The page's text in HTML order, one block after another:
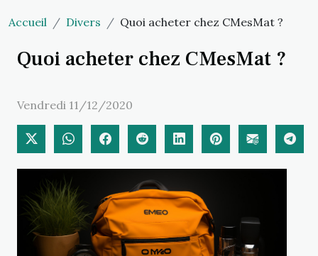
Accueil Divers Quoi acheter chez CMesMat ?
Quoi acheter chez CMesMat ?
Vendredi 11/12/2020